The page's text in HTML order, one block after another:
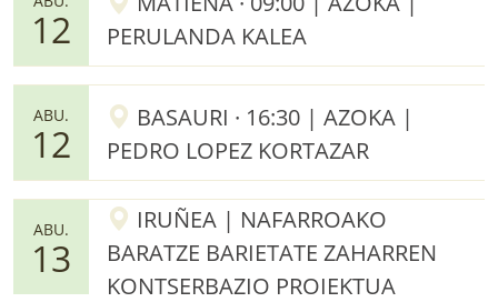
12
PERULANDA KALEA
ABU.
12
BASAURI · 16:30 | AZOKA |
PEDRO LOPEZ KORTAZAR
ABU.
13
IRUÑEA | NAFARROAKO
BARATZE BARIETATE ZAHARREN
KONTSERBAZIO PROIEKTUA